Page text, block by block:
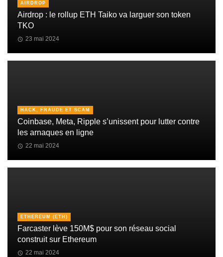
AIRDROP
Airdrop : le rollup ETH Taiko va larguer son token
TKO
23 mai 2024
HACK, FRAUDE ET SCAM
Coinbase, Meta, Ripple s’unissent pour lutter contre
les arnaques en ligne
22 mai 2024
ETHEREUM (ETH)
Farcaster lève 150M$ pour son réseau social
construit sur Ethereum
22 mai 2024